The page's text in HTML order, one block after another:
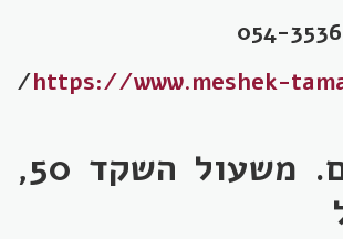
https://www.meshek-
/
משק תמם. משעול השקד 50,